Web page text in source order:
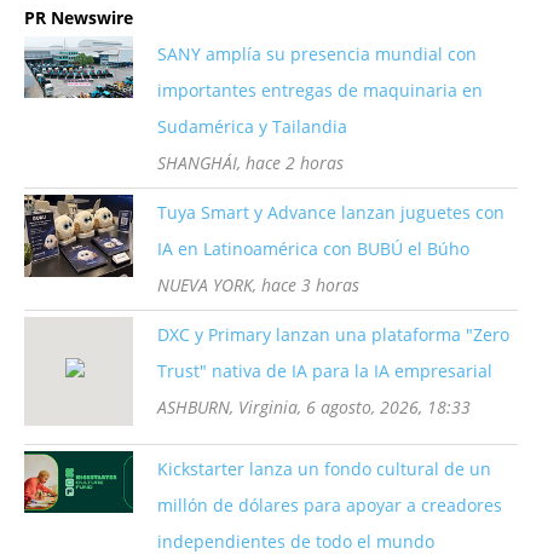
PR Newswire
SANY amplía su presencia mundial con
importantes entregas de maquinaria en
Sudamérica y Tailandia
SHANGHÁI, hace 2 horas
Tuya Smart y Advance lanzan juguetes con
IA en Latinoamérica con BUBÚ el Búho
NUEVA YORK, hace 3 horas
DXC y Primary lanzan una plataforma "Zero
Trust" nativa de IA para la IA empresarial
ASHBURN, Virginia, 6 agosto, 2026, 18:33
Kickstarter lanza un fondo cultural de un
millón de dólares para apoyar a creadores
independientes de todo el mundo